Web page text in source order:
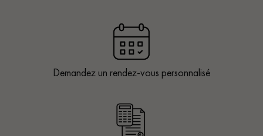
Demandez un rendez-vous personnalisé